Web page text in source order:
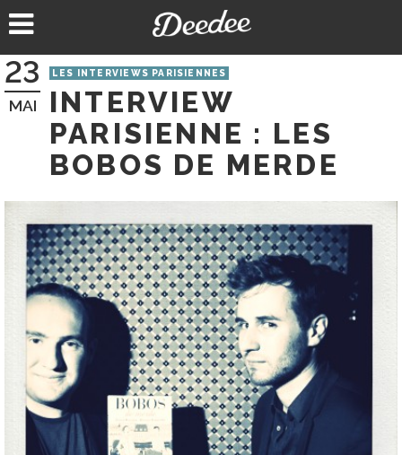
au
23
MAI
LES INTERVIEWS PARISIENNES
INTERVIEW
PARISIENNE : LES
BOBOS DE MERDE